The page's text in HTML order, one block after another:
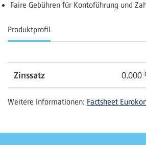
Faire Gebühren für Kontoführung und
Produktprofil
Zinssatz 0.000
Weitere Informationen: Factsheet